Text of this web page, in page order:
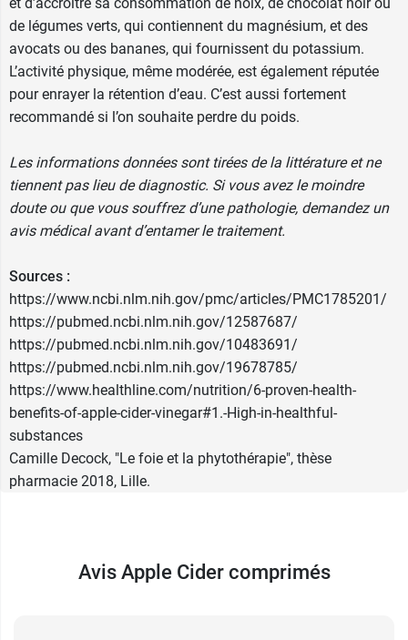
de légumes verts, qui contiennent du magnésium, et des
avocats ou des bananes, qui fournissent du potassium.
L’activité physique, même modérée, est également réputée
pour enrayer la rétention d’eau. C’est aussi fortement
recommandé si l’on souhaite perdre du poids.
Les informations données sont tirées de la littérature et ne
tiennent pas lieu de diagnostic. Si vous avez le moindre
doute ou que vous souffrez d’une pathologie, demandez un
avis médical avant d’entamer le traitement.
Sources :
https://www.ncbi.nlm.nih.gov/pmc/articles/PMC1785201/
https://pubmed.ncbi.nlm.nih.gov/12587687/
https://pubmed.ncbi.nlm.nih.gov/10483691/
https://pubmed.ncbi.nlm.nih.gov/19678785/
https://www.healthline.com/nutrition/6-proven-health-
benefits-of-apple-cider-vinegar#1.-High-in-healthful-
substances
Camille Decock, "Le foie et la phytothérapie", thèse
pharmacie 2018, Lille.
Avis Apple Cider comprimés